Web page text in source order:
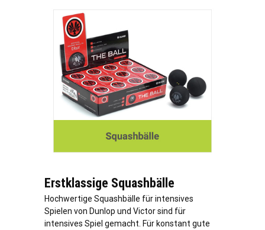
Erstklassige Squashbälle
Hochwertige Squashbälle für intensives
Spielen von Dunlop und Victor sind für
intensives Spiel gemacht. Für konstant gute